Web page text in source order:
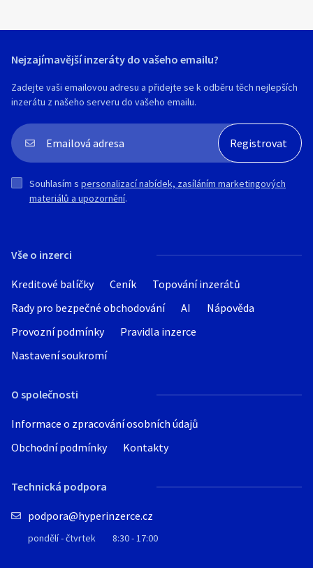
Vše o inzerci
Kreditové balíčky Ceník
Topování inzerátů
Rady pro bezpečné obchodování
AI
Nápověda
Provozní podmínky
Pravidla inzerce
Nastavení soukromí
O společnosti
Informace o zpracování osobních údajů
Obchodní podmínky
Kontakty
Technická podpora
podpora@hyperinzerce.cz
pondělí - čtvrtek 8:30 - 17:00
Nejzajímavější inzeráty do vašeho emailu?
Zadejte vaši emailovou adresu a přidejte se k odběru těch nejlepších
inzerátu z našeho serveru do vašeho emailu.
Souhlasím s personalizací nabídek, zasíláním marketingových
materiálů a upozornění.